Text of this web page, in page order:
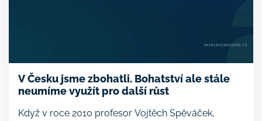
V Česku jsme zbohatli. Bohatství ale stále
neumíme využít pro další růst
Když v roce 2010 profesor Vojtěch Spěváček,